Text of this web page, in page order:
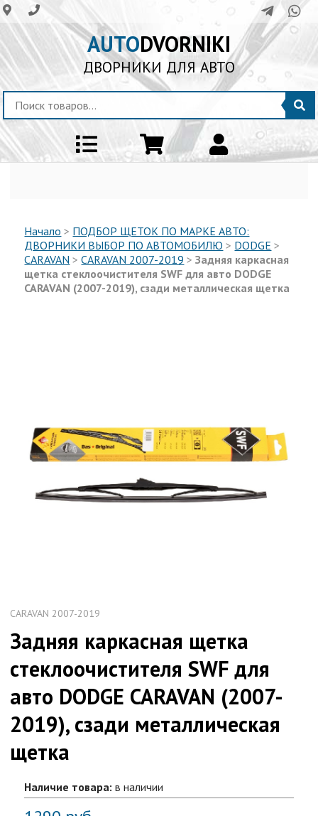
AUTODVORNIKI
ДВОРНИКИ ДЛЯ АВТО
Начало > ПОДБОР ЩЕТОК ПО МАРКЕ АВТО:
ДВОРНИКИ ВЫБОР ПО АВТОМОБИЛЮ > DODGE >
CARAVAN >CARAVAN 2007-2019 >Задняя каркасная
щетка стеклоочистителя SWF для авто DODGE
CARAVAN (2007-2019), сзади металлическая щетка
CARAVAN 2007-2019
Задняя каркасная щетка
стеклоочистителя SWF для
авто DODGE CARAVAN (2007-
2019), сзади металлическая
щетка
Наличие товара: в наличии